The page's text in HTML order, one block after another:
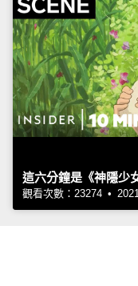
這六分鐘是《神隱少
觀看次數：23274 •